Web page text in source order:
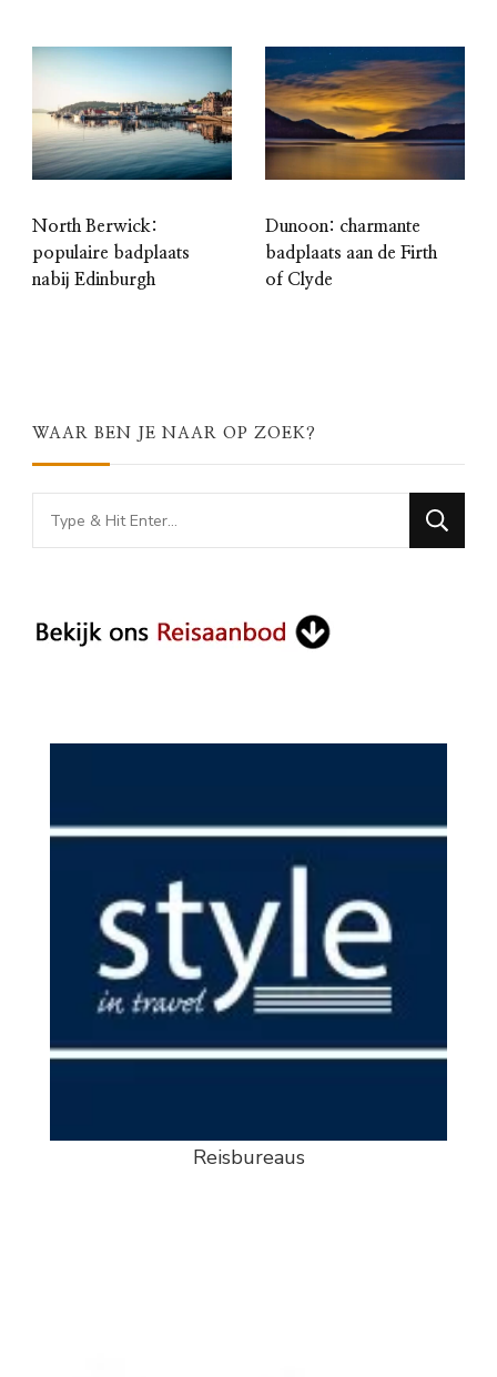
North Berwick:
populaire badplaats
nabij Edinburgh
Dunoon: charmante
badplaats aan de Firth
of Clyde
WAAR BEN JE NAAR OP ZOEK?
Looking
for
Reisbureaus